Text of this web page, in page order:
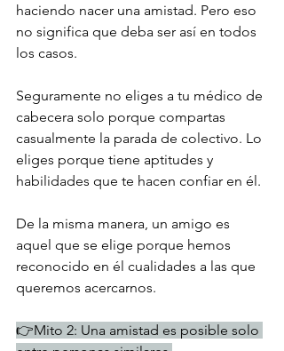
haciendo nacer una amistad. Pero eso
no significa que deba ser así en todos
los casos.
Seguramente no eliges a tu médico de
cabecera solo porque compartas
casualmente la parada de colectivo. Lo
eliges porque tiene aptitudes y
habilidades que te hacen confiar en él.
De la misma manera, un amigo es
aquel que se elige porque hemos
reconocido en él cualidades a las que
queremos acercarnos.
👉Mito 2: Una amistad es posible solo